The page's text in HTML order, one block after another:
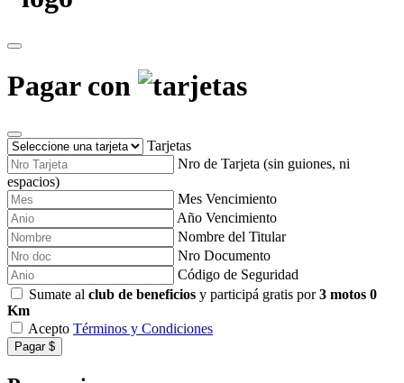
Pagar con
Tarjetas
Nro de Tarjeta (sin guiones, ni
espacios)
Mes Vencimiento
Año Vencimiento
Nombre del Titular
Nro Documento
Código de Seguridad
Sumate al club de beneficios y participá gratis por3 motos 0
Km
Acepto Términos y Condiciones
Pagar $